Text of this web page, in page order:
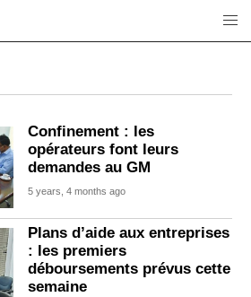
Confinement : les
opérateurs font leurs
demandes au GM
5 years, 4 months ago
Plans d’aide aux entreprises
: les premiers
déboursements prévus cette
semaine